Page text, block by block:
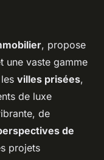
, propose
une vaste gamme
villes prisées,
de luxe
de
de
projets